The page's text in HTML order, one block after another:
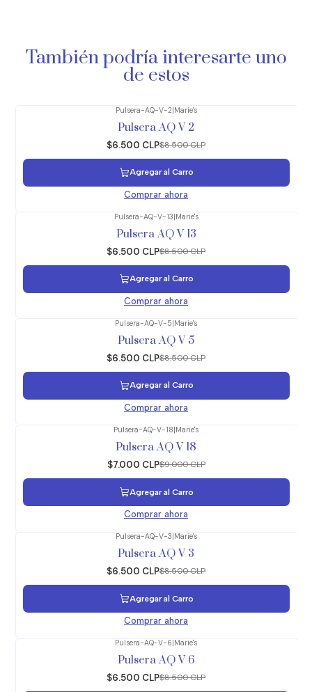
También podría interesarte uno
de estos
Pulsera-AQ-V-2|Marie's
Pulsera AQ V 2
$6.500 CLP$8.500 CLP
Agregar al Carro
Comprar ahora
Pulsera-AQ-V-13|Marie's
Pulsera AQ V 13
$6.500 CLP$8.500 CLP
Agregar al Carro
Comprar ahora
Pulsera-AQ-V-5|Marie's
Pulsera AQ V 5
$6.500 CLP$8.500 CLP
Agregar al Carro
Comprar ahora
Pulsera-AQ-V-18|Marie's
Pulsera AQ V 18
$7.000 CLP$9.000 CLP
Agregar al Carro
Comprar ahora
Pulsera-AQ-V-3 Marie's
Pulsera AQ V 3
$6.500 CLP$8.500 CLP
Agregar al Carro
Comprar ahora
Pulsera-AQ-V-6 Marie's
Pulsera AQ V 6
$6.500 CLP$8.500 CLP